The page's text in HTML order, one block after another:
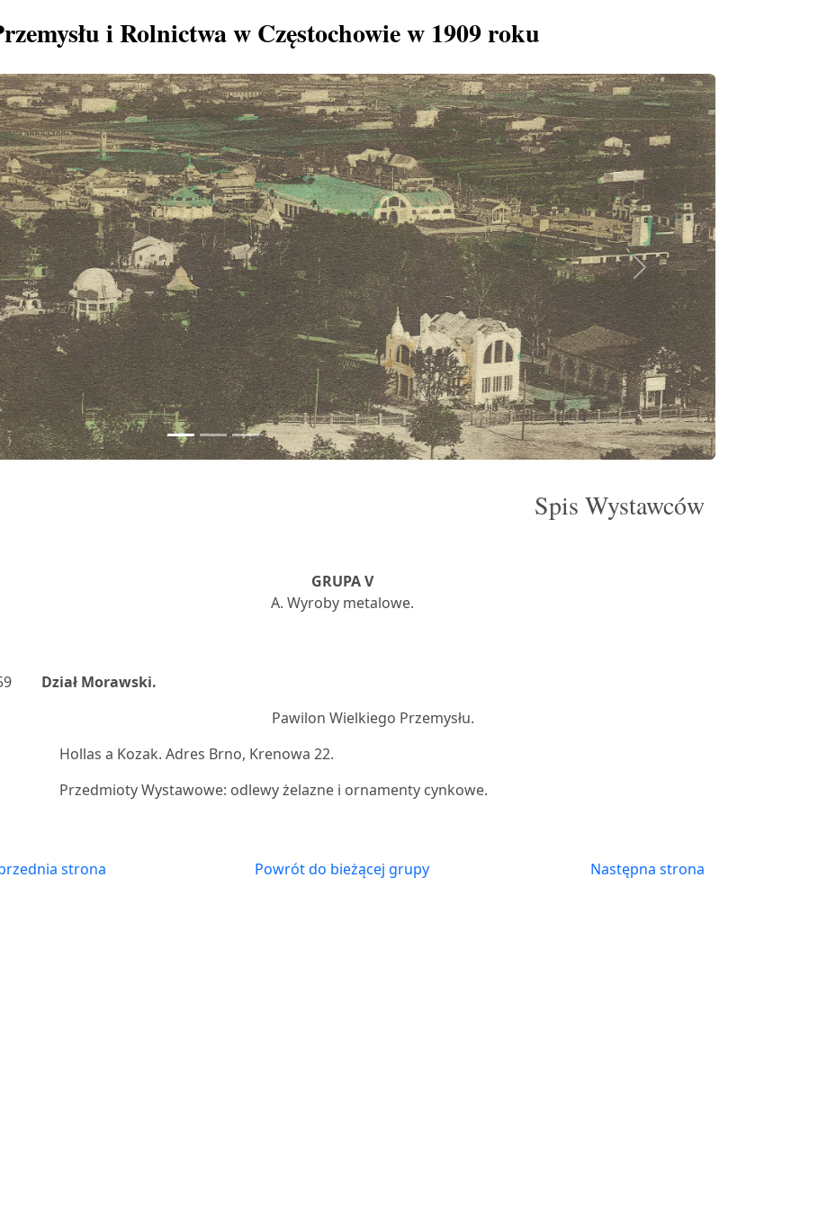
i Rolnictwa w Częstochowie w 1909 roku
Next
Spis Wystawców
GRUPA V
A. Wyroby metalowe.
Dział Morawski.
Pawilon Wielkiego Przemysłu.
Hollas a Kozak. Adres Brno, Krenowa 22.
Przedmioty Wystawowe: odlewy żelazne i ornamenty cynkowe.
strona Powrót do bieżącej grupy Następna strona